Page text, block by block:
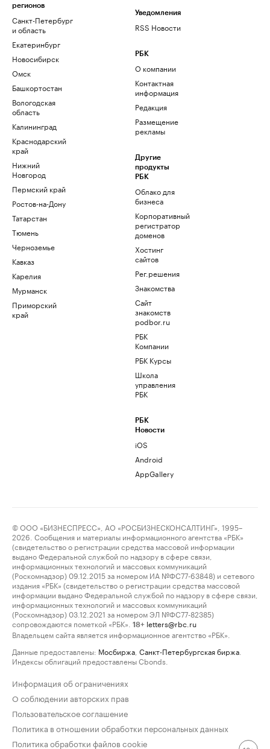
регионов
Санкт-Петербург
и область
Екатеринбург
Новосибирск
Омск
Башкортостан
Вологодская
область
Калининград
Краснодарский
край
Нижний
Новгород
Пермский край
Ростов-на-Дону
Татарстан
Тюмень
Черноземье
Кавказ
Карелия
Мурманск
Приморский
край
Уведомления
RSS Новости
РБК
О компании
Контактная
информация
Редакция
Размещение
рекламы
Другие
продукты
РБК
Облако для
бизнеса
Корпоративный
регистратор
доменов
Хостинг
сайтов
Рег.решения
Знакомства
Сайт
знакомств
podbor.ru
РБК
Компании
РБК Курсы
Школа
управления
РБК
РБК
Новости
iOS
Android
AppGallery
© ООО «БИЗНЕСПРЕСС», АО «РОСБИЗНЕСКОНСАЛТИНГ», 1995–
2026. Сообщения и материалы информационного агентства «РБК»
(свидетельство о регистрации средства массовой информации
выдано Федеральной службой по надзору в сфере связи,
информационных технологий и массовых коммуникаций
(Роскомнадзор) 09.12.2015 за номером ИА №ФС77-63848) и сетевого
издания «РБК» (свидетельство о регистрации средства массовой
информации выдано Федеральной службой по надзору в сфере связи,
информационных технологий и массовых коммуникаций
(Роскомнадзор) 03.12.2021 за номером ЭЛ №ФС77-82385)
сопровождаются пометкой «РБК».
18+ letters@rbc.ru
Владельцем сайта является информационное агентство «РБК».
Данные предоставлены: Мосбиржа Санкт-Петербургская биржа
Индексы облигаций предоставлены Cbonds.
Информация об ограничениях
О соблюдении авторских прав
Пользовательское соглашение
Политика в отношении обработки персональных данных
Политика обработки файлов cookie